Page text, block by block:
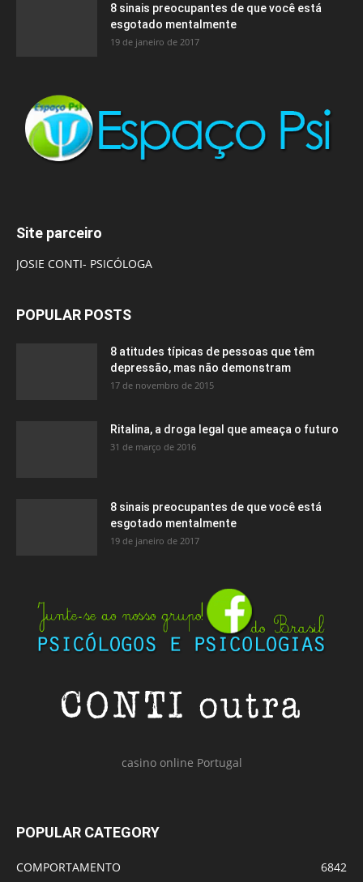
8 sinais preocupantes de que você está
esgotado mentalmente
19 de janeiro de 2017
Site parceiro
JOSIE CONTI- PSICÓLOGA
POPULAR POSTS
8 atitudes típicas de pessoas que têm
depressão, mas não demonstram
17 de novembro de 2015
Ritalina, a droga legal que ameaça o futuro
31 de março de 2016
8 sinais preocupantes de que você está
esgotado mentalmente
19 de janeiro de 2017
casino online Portugal
POPULAR CATEGORY
COMPORTAMENTO
6842